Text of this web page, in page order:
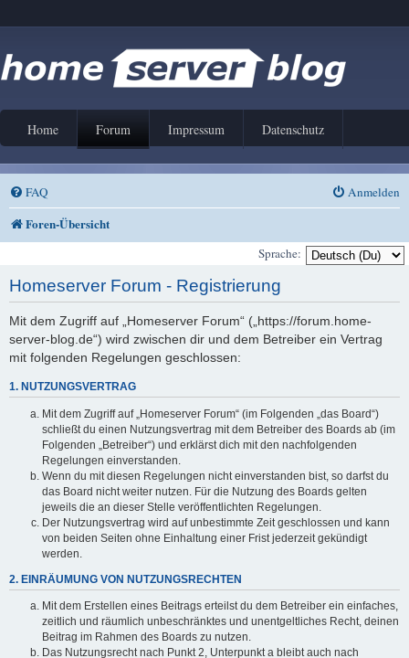
Home Forum Impressum Datenschutz
FAQ Anmelden
Foren-Übersicht
Sprache:
Homeserver Forum - Registrierung
Mit dem Zugriff auf „Homeserver Forum“ („https://forum.home-
server-blog.de“) wird zwischen dir und dem Betreiber ein Vertrag
mit folgenden Regelungen geschlossen:
1. NUTZUNGSVERTRAG
Mit dem Zugriff auf „Homeserver Forum“ (im Folgenden „das Board“)
schließt du einen Nutzungsvertrag mit dem Betreiber des Boards ab (im
Folgenden „Betreiber“) und erklärst dich mit den nachfolgenden
Regelungen einverstanden.
Wenn du mit diesen Regelungen nicht einverstanden bist, so darfst du
das Board nicht weiter nutzen. Für die Nutzung des Boards gelten
jeweils die an dieser Stelle veröffentlichten Regelungen.
Der Nutzungsvertrag wird auf unbestimmte Zeit geschlossen und kann
von beiden Seiten ohne Einhaltung einer Frist jederzeit gekündigt
werden.
2. EINRÄUMUNG VON NUTZUNGSRECHTEN
Mit dem Erstellen eines Beitrags erteilst du dem Betreiber ein einfaches,
zeitlich und räumlich unbeschränktes und unentgeltliches Recht, deinen
Beitrag im Rahmen des Boards zu nutzen.
Das Nutzungsrecht nach Punkt 2, Unterpunkt a bleibt auch nach